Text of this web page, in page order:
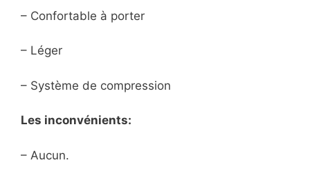
– Confortable à porter
– Léger
– Système de compression
Les inconvénients:
– Aucun.